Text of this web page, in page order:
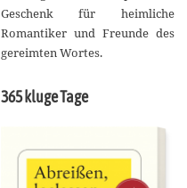
Geschenk für heimliche
Romantiker und Freunde des
gereimten Wortes.
365 kluge Tage